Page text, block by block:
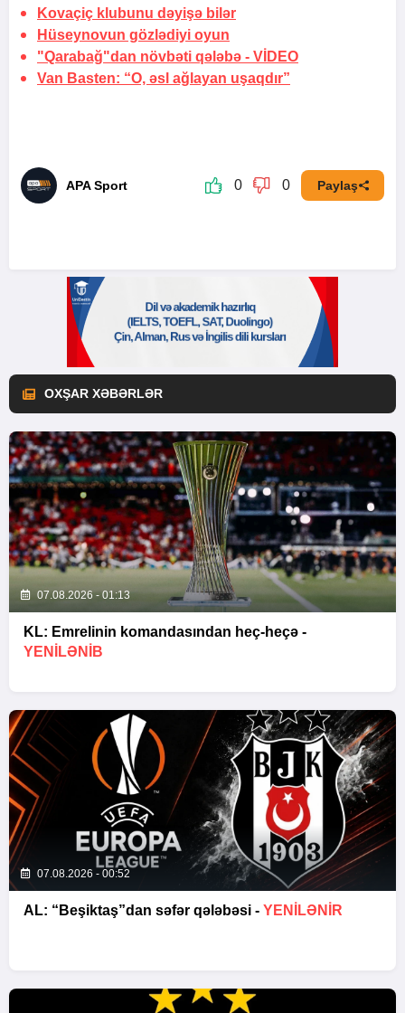
Kovaçiç klubunu dəyişə bilər
Hüseynovun gözlədiyi oyun
"Qarabağ"dan növbəti qələbə - VİDEO
Van Basten: “O, əsl ağlayan uşaqdır”
APA Sport 0 0 Paylaş
OXŞAR XƏBƏRLƏR
07.08.2026 - 01:13
KL: Emrelinin komandasından heç-heçə -
YENİLƏNİB
07.08.2026 - 00:52
AL: “Beşiktaş”dan səfər qələbəsi - YENİLƏNİR